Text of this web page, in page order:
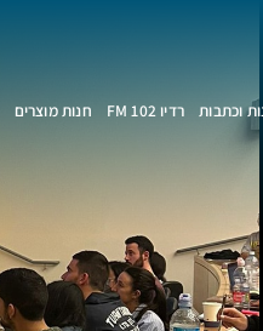
וכתבות רדיו 102 FM חנות מוצרים